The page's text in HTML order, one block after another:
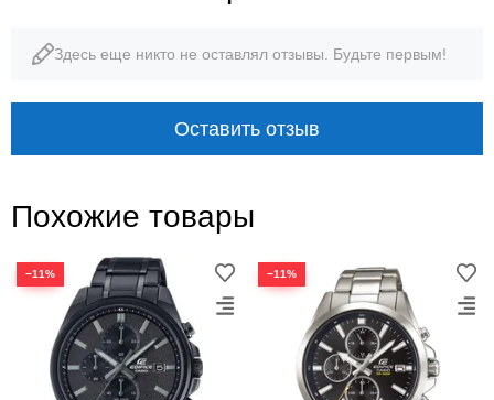
Здесь еще никто не оставлял отзывы. Будьте первым!
Оставить отзыв
Похожие товары
−11% −11%